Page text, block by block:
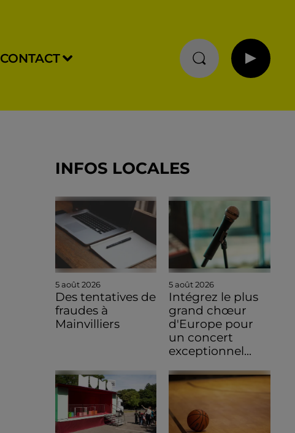
CONTACT
INFOS LOCALES
5 août 2026
Des tentatives de
fraudes à
Mainvilliers
5 août 2026
Intégrez le plus
grand chœur
d'Europe pour
un concert
exceptionnel...